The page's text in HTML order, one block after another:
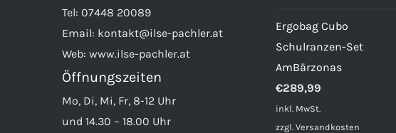
Tel: 07448 20089
Email: kontakt@ilse-pachler.at
Web: www.ilse-pachler.at
Öffnungszeiten
Mo, Di, Mi, Fr, 8-12 Uhr
und 14.30 – 18.00 Uhr
Ergobag Cubo
Schulranzen-Set
AmBärzonas
€289,99
inkl. MwSt.
zzgl. Versandkosten